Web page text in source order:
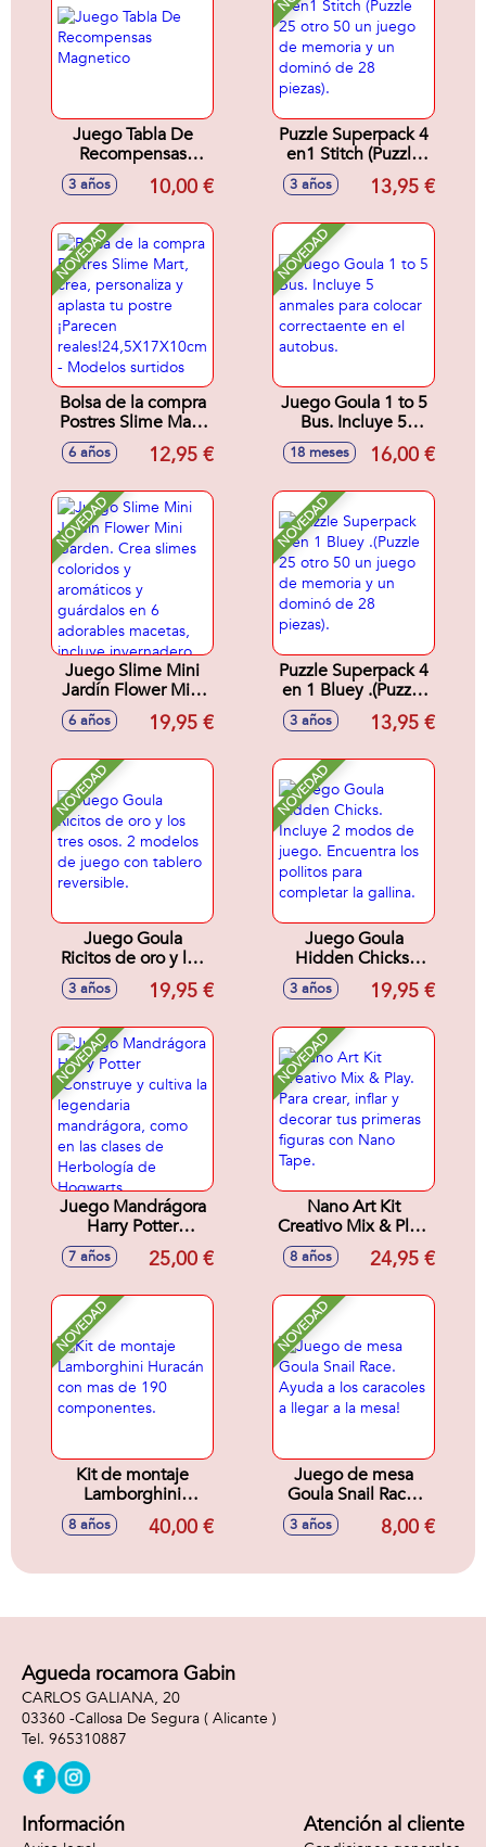
Juego Tabla De
Recompensas
Magnetico
3 años 10,00 €
Puzzle Superpack 4
en1 Stitch (Puzzle
25 otro 50 un juego
de memoria y un
piezas).
3 años 13,95 €
NOVEDAD
Bolsa de la compra
Postres Slime Mart,
crea, personaliza y
aplasta tu postre
reales!24,5X17X10cm
- Modelos surtidos
6 años 12,95 €
NOVEDAD
Juego Goula 1 to 5
Bus. Incluye 5
anmales para
colocar
autobus.
18 meses 16,00 €
NOVEDAD
Juego Slime Mini
Jardín Flower Mini
Garden. Crea
slimes coloridos y
guárdalos en 6
adorables macetas,
incluye
invernadero.
Decora a tu gusto
para crear tu propio
mundo floral.
6 años 19,95 €
NOVEDAD
Puzzle Superpack 4
en 1 Bluey .(Puzzle
25 otro 50 un juego
de memoria y un
piezas).
3 años 13,95 €
NOVEDAD
Juego Goula
Ricitos de oro y los
tres osos. 2
modelos de juego
reversible.
3 años 19,95 €
NOVEDAD
Juego Goula
Hidden Chicks.
Incluye 2 modos de
juego. Encuentra
completar la
gallina.
3 años 19,95 €
NOVEDAD
Juego Mandrágora
Harry Potter
.Construye y cultiva
la legendaria
en las clases de
Herbología de
Hogwarts..
7 años 25,00 €
NOVEDAD
Nano Art Kit
Creativo Mix & Play.
Para crear, inflar y
decorar tus
con Nano Tape.
8 años 24,95 €
NOVEDAD
Kit de montaje
Lamborghini
Huracán con mas
de 190
8 años 40,00 €
NOVEDAD
Juego de mesa
Goula Snail Race.
Ayuda a los
caracoles a llegar a
3 años 8,00 €
Agueda rocamora Gabin
CARLOS GALIANA, 20
03360 -Callosa De Segura ( Alicante )
965310887
Información Atención al cliente